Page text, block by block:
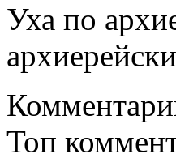
Уха по
Топ